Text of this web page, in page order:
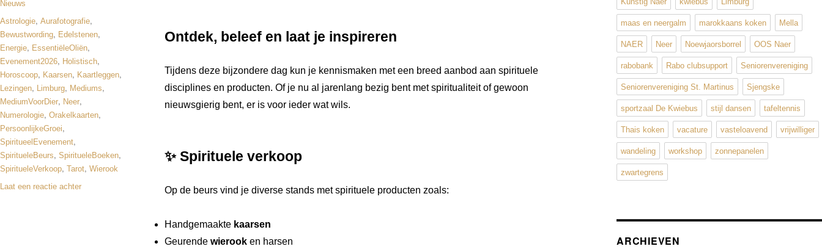
Ontdek, beleef en laat je inspireren
Tijdens deze bijzondere dag kun je kennismaken met een breed aanbod aan spirituele
disciplines en producten. Of je nu al jarenlang bezig bent met spiritualiteit of gewoon
nieuwsgierig bent, er is voor ieder wat wils.
✨ Spirituele verkoop
Op de beurs vind je diverse stands met spirituele producten zoals:
Handgemaakte kaarsen
Geurende wierooken harsen
Nieuws
Astrologie, Aurafotografie,
Bewustwording, Edelstenen,
Energie, EssentiëleOliën,
Evenement2026, Holistisch,
Horoscoop, Kaarsen, Kaartleggen,
Lezingen, Limburg, Mediums,
MediumVoorDier, Neer,
Numerologie, Orakelkaarten,
PersoonlijkeGroei,
SpiritueelEvenement,
SpiritueleBeurs, SpiritueleBoeken,
SpiritueleVerkoop, Tarot, Wierook
Laat een reactie achter
maas en neergalm marokkaans koken Mella
NAER Neer Noewjaorsborrel OOS Naer
rabobank Rabo clubsupport Seniorenvereniging
Seniorenvereniging St. Martinus Sjengske
sportzaal De Kwiebus stijl dansen tafeltennis
Thais koken vacature vasteloavend vrijwilliger
wandeling workshop zonnepanelen
zwartegrens
ARCHIEVEN